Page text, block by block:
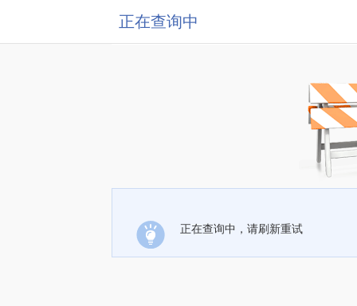
正在查询中
正在查询中，请刷新重试